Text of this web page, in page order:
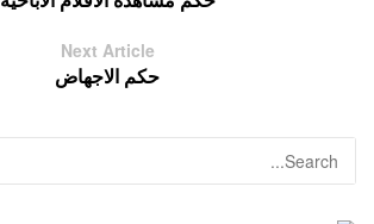
Next Article
حكم الاجهاض